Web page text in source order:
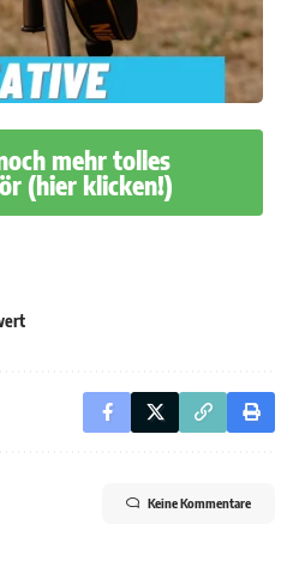
mehr tolles
(hier klicken!)
Keine Kommentare